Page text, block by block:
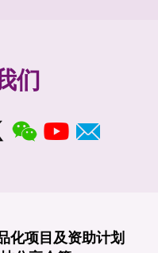
们
化项目及资助计划